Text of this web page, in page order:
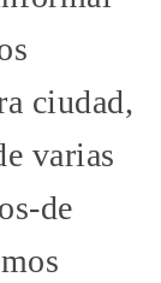
ciudad,
varias
de